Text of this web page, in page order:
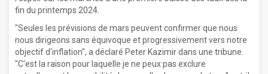
fin du printemps 2024.
"Seules les prévisions de mars peuvent confirmer que nous
nous dirigeons sans équivoque et progressivement vers notre
objectif d'inflation", a déclaré Peter Kazimir dans une tribune.
"C'est la raison pour laquelle je ne peux pas exclure